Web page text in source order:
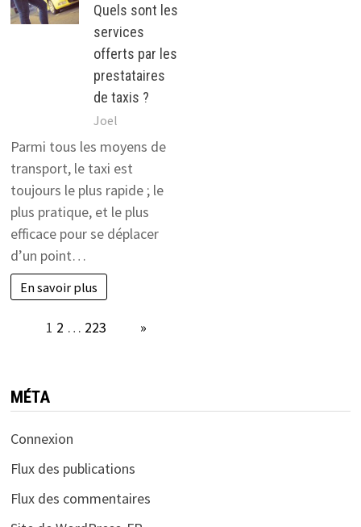
Quels sont les
services
offerts par les
prestataires
de taxis ?
Joel
Parmi tous les moyens de
transport, le taxi est
toujours le plus rapide ; le
plus pratique, et le plus
efficace pour se déplacer
d’un point…
En savoir plus
1 2 … 223 »
MÉTA
Connexion
Flux des publications
Flux des commentaires